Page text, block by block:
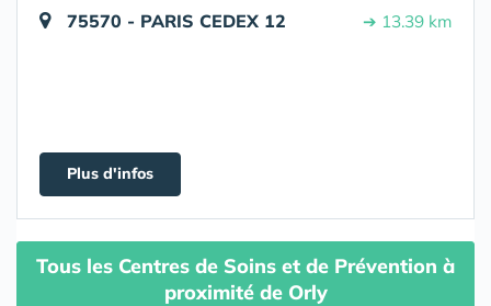
75570 - PARIS CEDEX 12 ➔ 13.39 km
Plus d'infos
Tous les Centres de Soins et de Prévention à
proximité de Orly